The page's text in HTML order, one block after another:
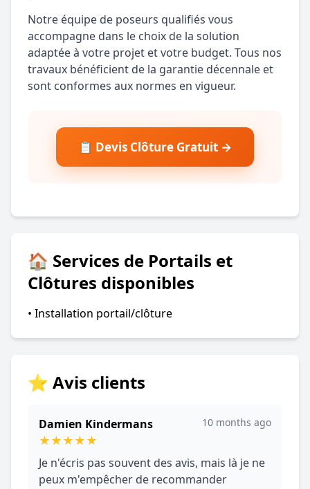
Notre équipe de poseurs qualifiés vous
accompagne dans le choix de la solution
adaptée à votre projet et votre budget. Tous nos
travaux bénéficient de la garantie décennale et
sont conformes aux normes en vigueur.
📋 Devis Clôture Gratuit →
🏠 Services de Portails et
Clôtures disponibles
• Installation portail/clôture
⭐ Avis clients
Damien Kindermans
★★★★★
10 months ago
Je n'écris pas souvent des avis, mais là je ne
peux m'empêcher de recommander